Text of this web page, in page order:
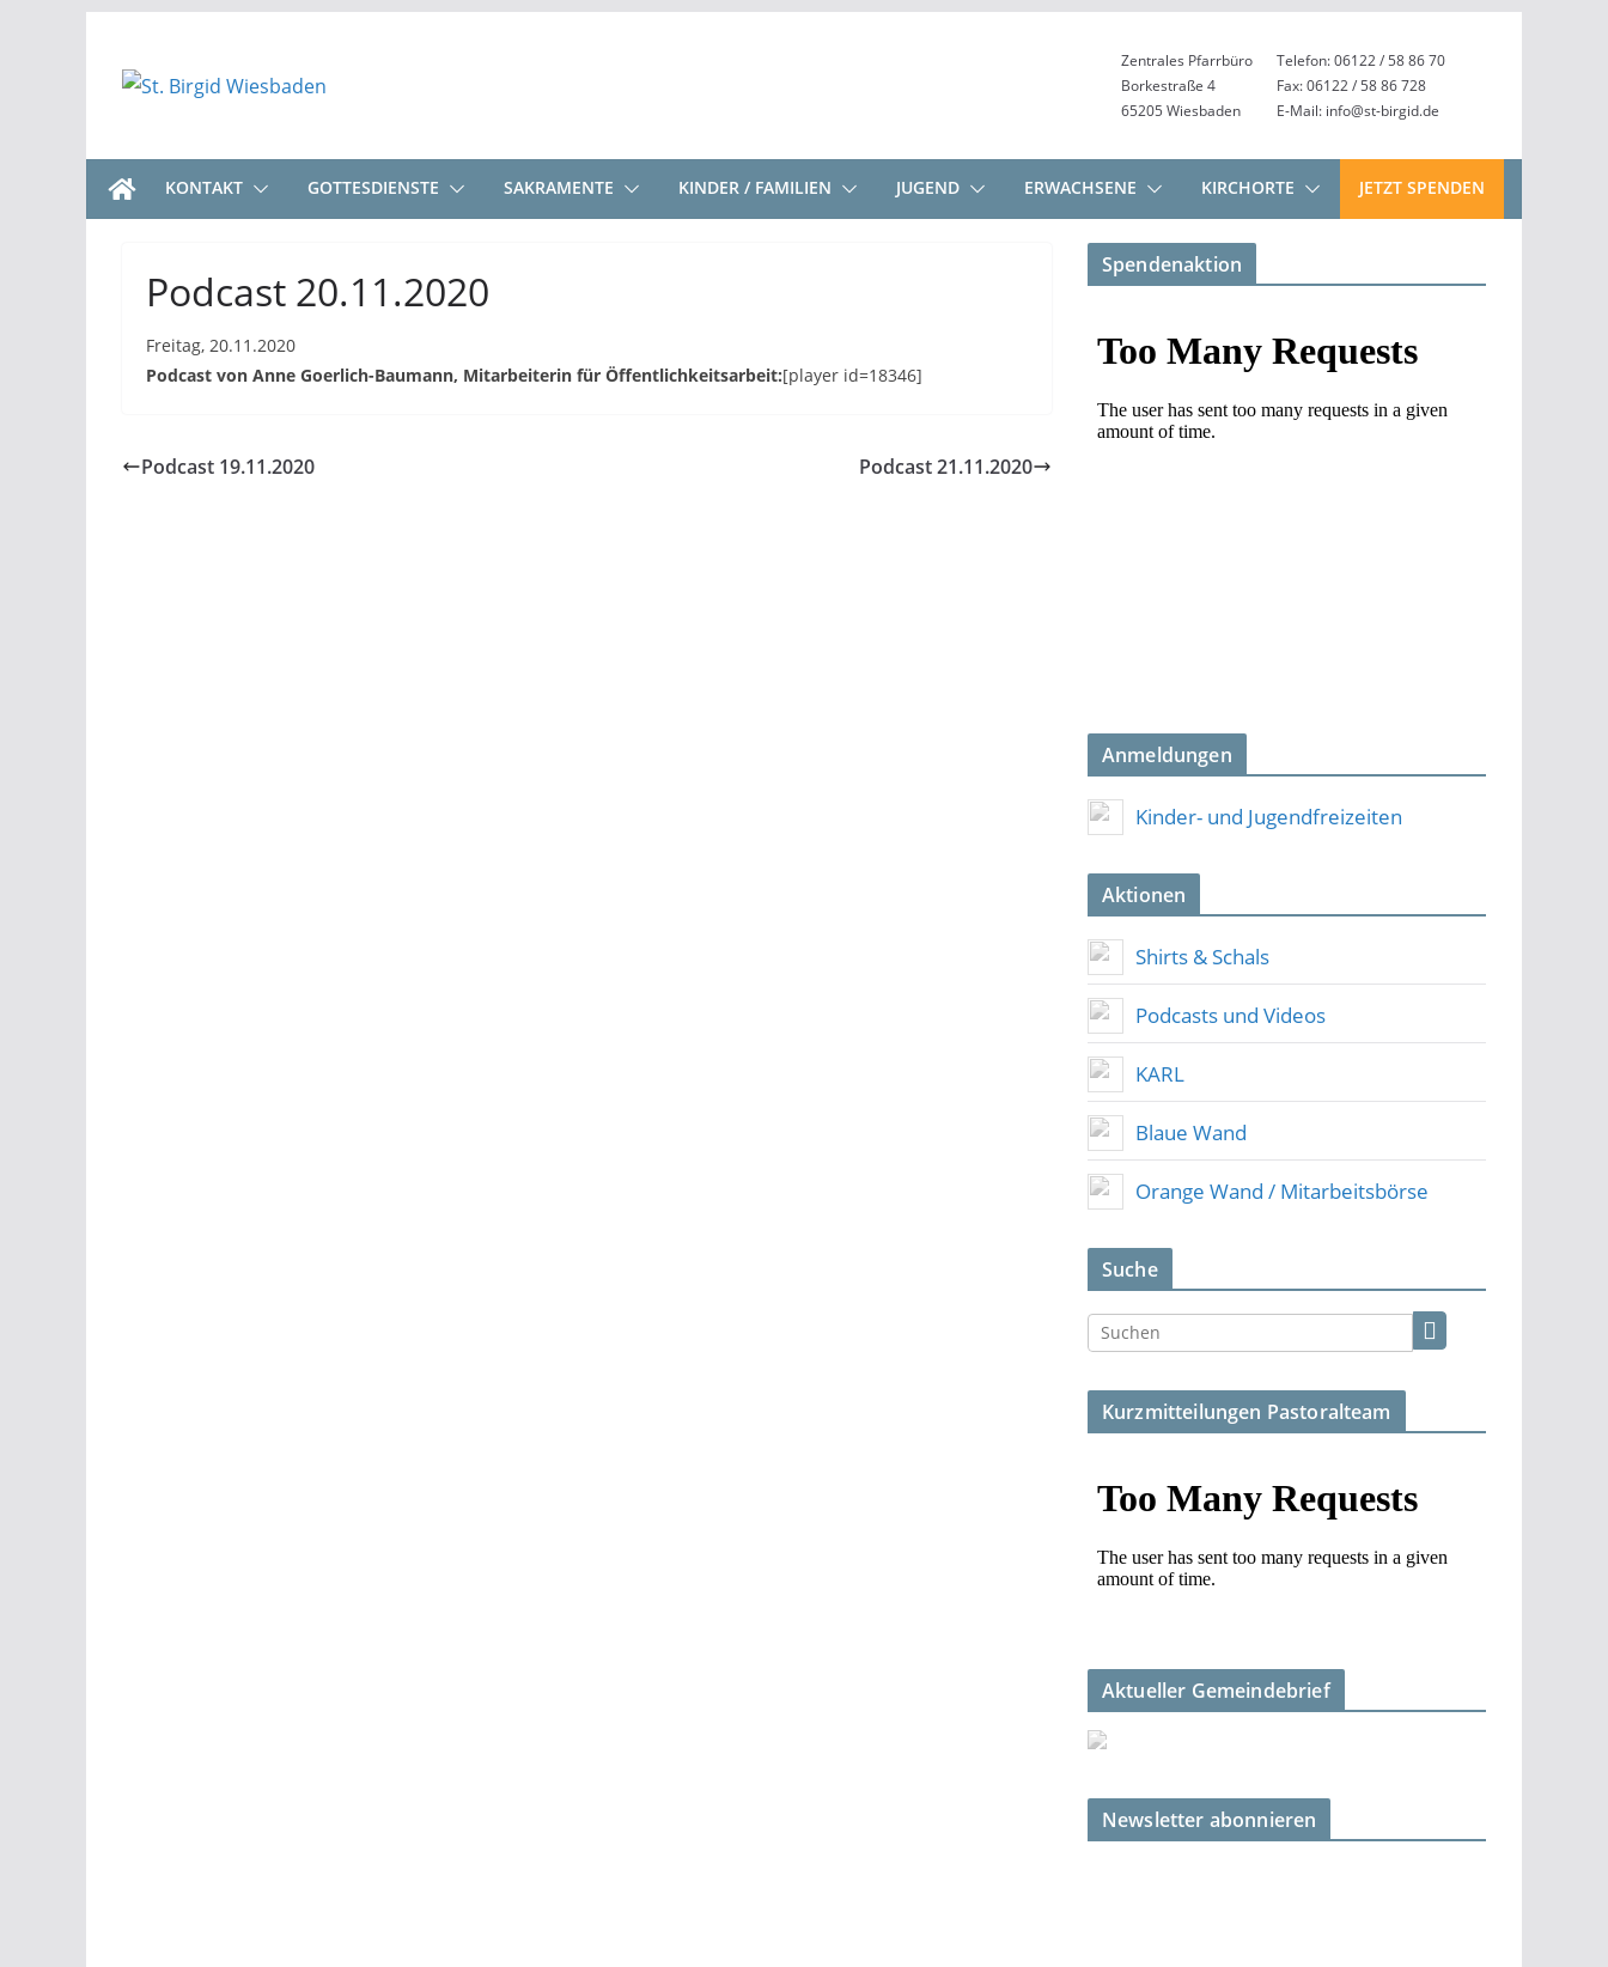
springen
Zentrales Pfarrbüro
Borkestraße 4
65205 Wiesbaden
Telefon: 06122 / 58 86 70
Fax: 06122 / 58 86 728
E-Mail: info@st-birgid.de
KONTAKT GOTTESDIENSTE SAKRAMENTE KINDER / FAMILIEN JUGEND ERWACHSENE KIRCHORTE JETZT SPENDEN
Podcast 20.11.2020
Freitag, 20.11.2020
Podcast von Anne Goerlich-Baumann, Mitarbeiterin für Öffentlichkeitsarbeit:[player id=18346]
Podcast 19.11.2020 Podcast 21.11.2020
Spendenaktion
Anmeldungen
Kinder- und Jugendfreizeiten
Aktionen
Shirts & Schals
Podcasts und Videos
KARL
Blaue Wand
Orange Wand / Mitarbeitsbörse
Suche
Kurzmitteilungen Pastoralteam
Aktueller Gemeindebrief
Newsletter abonnieren